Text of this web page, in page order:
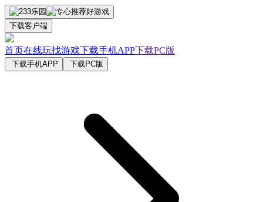
下载客户端
首页在线玩找游戏下载手机APP下载PC版
下载手机APP 下载PC版